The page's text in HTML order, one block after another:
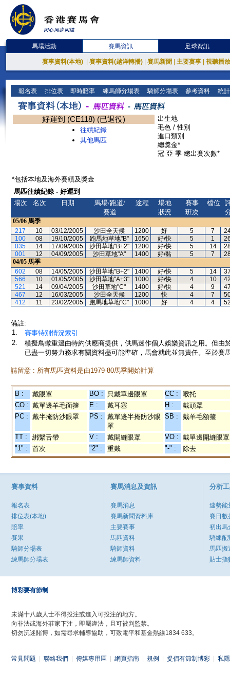
馬場活動 賽馬資訊 足球資訊
賽事資料(本地) 賽事資料(越洋轉播) 賽馬新聞 主要賽事 視聽播
報名表 排位表 即時賠率 練馬師分場表 騎師分場表 參考資料 統
好運到 (CE118) (已退役)
往績紀錄
其他馬匹
出生地
毛色 / 性別
進口類別
總獎金*
冠-亞-季-總出賽次數*
*包括本地及海外賽績及獎金
馬匹往績紀錄 - 好運到
場次
名次 日期
馬場/跑道/
賽道
途程
場地
狀況
賽事
班次
檔位
05/06 馬季
217
10 03/12/2005 沙田全天候 1200 好 5 7
100
08 19/10/2005 跑馬地草地"B" 1650 好/快 5 1
035
14 17/09/2005 沙田草地"B+2" 1200 好/快 5 14
001
12 04/09/2005 沙田草地"A" 1400 好/黏 5 7
04/05 馬季
602
08 14/05/2005 沙田草地"B+2" 1400 好/快 5 14
566
10 01/05/2005 沙田草地"A+3" 1000 好/快 4 10
521
14 09/04/2005 沙田草地"C" 1400 好/快 4 9
467
12 16/03/2005 沙田全天候 1200 快 4 7
412
11 23/02/2005 跑馬地草地"C" 1000 好 4 4
備註:
1.
賽事特別情況索引
2.
模擬鳥瞰重溫由特約供應商提供，供馬迷作個人娛樂資訊之用。但
已盡一切努力務求有關資料盡可能準確，馬會就此並無責任。至於賽
請留意 : 所有馬匹資料是由1979-80馬季開始計算
B : 戴眼罩 BO : 只戴單邊眼罩 CC :
喉托
CO : 戴單邊羊毛面箍 E : 戴耳塞 H :
戴頭罩
PC : 戴半掩防沙眼罩 PS :
戴單邊半掩防沙眼
罩
SB : 戴羊毛額箍
TT : 綁繫舌帶 V : 戴開縫眼罩 VO : 戴單邊開縫眼罩
"1" :
首次 "2" : 重戴 "-" : 除去
賽事資料
報名表
排位表(本地)
賠率
賽果
騎師分場表
練馬師分場表
賽馬消息及資訊
賽馬消息
賽馬新聞資料庫
主要賽事
馬匹資料
騎師資料
練馬師資料
分析
速勢能
賽日數
初出馬
騎練配
馬匹搬
貼士指
博彩要有節制
未滿十八歲人士不得投注或進入可投注的地方。
向非法或海外莊家下注，即屬違法，且可被判監禁。
切勿沉迷賭博，如需尋求輔導協助，可致電平和基金熱線1834 633。
常見問題 聯絡我們 傳媒專用區 網頁指南 規例 提倡有節制博彩 私